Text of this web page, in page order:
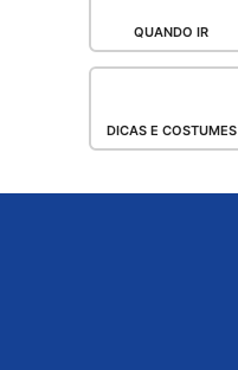
QUANDO IR
DICAS E COSTUMES